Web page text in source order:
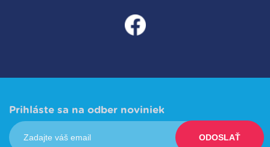
Prihláste sa na odber noviniek
ODOSLAŤ